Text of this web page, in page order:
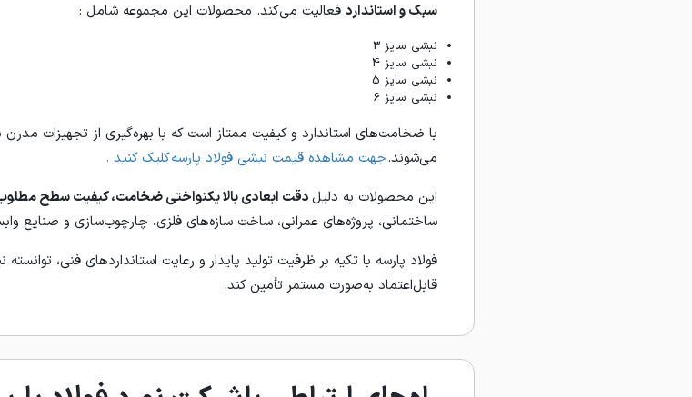
سبک و استاندارد فعالیت می‌کند. محصولات این مجموعه شامل :
نبشی سایز 3
نبشی سایز 4
نبشی سایز 5
نبشی سایز 6
با ضخامت‌های استاندارد و کیفیت ممتاز است که با بهره‌گیری از تجهیزات
می‌شوند.جهت مشاهده قیمت نبشی فولاد پارسه کلیک کنید .
این محصولات به دلیلدقت ابعادی بالا یکنواختی ضخامت، کیفیت سطح
ساختمانی، پروژه‌های عمرانی، ساخت سازه‌های فلزی، چارچوب‌سازی و صنایع
فولاد پارسه با تکیه بر ظرفیت تولید پایدار و رعایت استانداردهای فنی، توانسته
قابل‌اعتماد به‌صورت مستمر تأمین کند.